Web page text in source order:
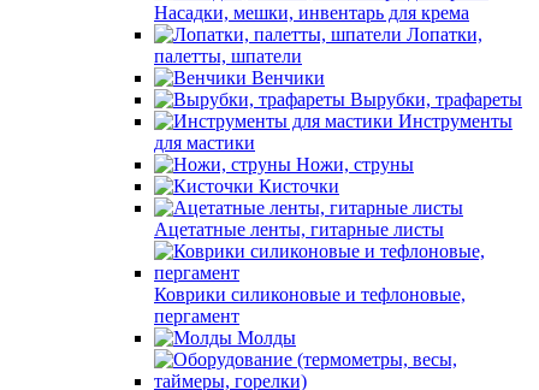
Насадки, мешки, инвентарь для крема
Лопатки,
палетты, шпатели
Венчики
Вырубки, трафареты
Инструменты
для мастики
Ножи, струны
Кисточки
Ацетатные ленты, гитарные листы
Коврики силиконовые и тефлоновые,
пергамент
Молды